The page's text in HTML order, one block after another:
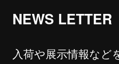
NEWS LETTER
入荷や展示情報な